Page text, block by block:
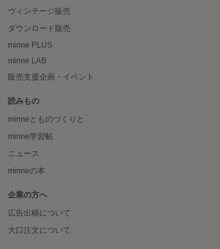
ヴィンテージ販売
ダウンロード販売
minne PLUS
minne LAB
販売支援企画・イベント
読みもの
minneとものづくりと
minne学習帖
ニュース
minneの本
企業の方へ
広告出稿について
大口注文について